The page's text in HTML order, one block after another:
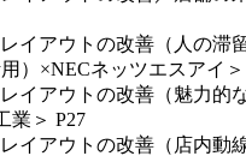
アウトの改善（人の
）×NECネッツエスアイ＞
アウトの改善（魅力
業＞ P27
アウトの改善（店内